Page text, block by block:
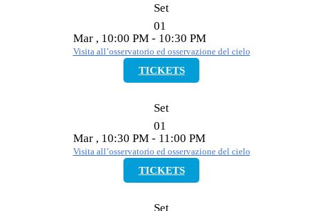
Set
01
Mar , 10:00 PM - 10:30 PM
Visita all’osservatorio ed osservazione del cielo
TICKETS
Set
01
Mar , 10:30 PM - 11:00 PM
Visita all’osservatorio ed osservazione del cielo
TICKETS
Set